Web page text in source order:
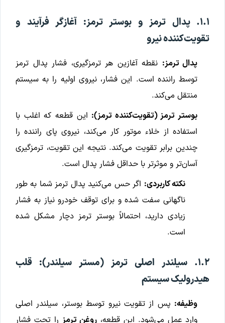
۱.۱. پدال ترمز و بوستر ترمز: آغازگر فرآیند و
تقویت‌کننده نیرو
پدال ترمز: نقطه آغازین هر ترمزگیری، فشار پدال ترمز
توسط راننده است. این فشار، نیروی اولیه را به سیستم
منتقل می‌کند.
بوستر ترمز (تقویت‌کننده ترمز): این قطعه که اغلب با
استفاده از خلاء موتور کار می‌کند، نیروی پای راننده را
چندین برابر تقویت می‌کند. نتیجه این تقویت، ترمزگیری
آسان‌تر و موثرتر با حداقل فشار پدال است.
نکته کاربردی: اگر حس می‌کنید پدال ترمز شما به طور
ناگهانی سفت شده و برای توقف خودرو نیاز به فشار
زیادی دارید، احتمالاً بوستر ترمز دچار مشکل شده
است.
۱.۲. سیلندر اصلی ترمز (مستر سیلندر): قلب
هیدرولیک سیستم
وظیفه: پس از تقویت نیرو توسط بوستر، سیلندر اصلی
وارد عمل می‌شود. این قطعه، روغن ترمز را تحت فشار